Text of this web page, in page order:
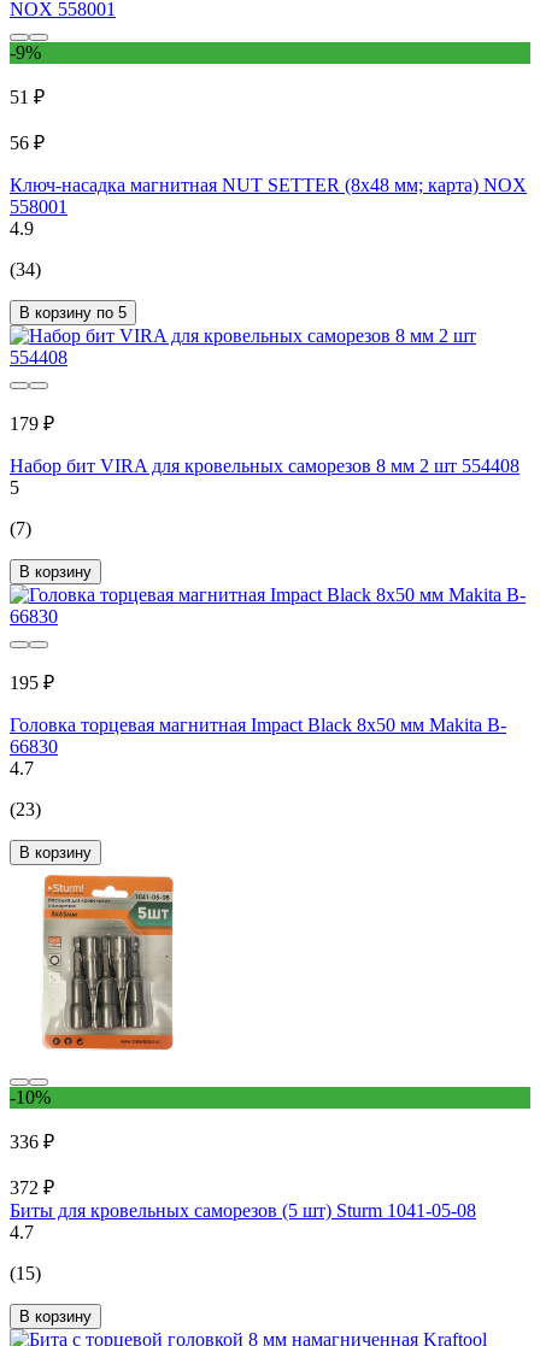
-9%
51 ₽
56 ₽
Ключ-насадка магнитная NUT SETTER (8x48 мм; карта) NOX
558001
4.9
(34)
В корзину по 5
179 ₽
Набор бит VIRA для кровельных саморезов 8 мм 2 шт 554408
5
(7)
В корзину
195 ₽
Головка торцевая магнитная Impact Black 8x50 мм Makita B-
66830
4.7
(23)
В корзину
-10%
336 ₽
372 ₽
Биты для кровельных саморезов (5 шт) Sturm 1041-05-08
4.7
(15)
В корзину